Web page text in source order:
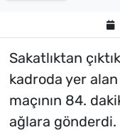
Sakatlıktan
kadroda yer
maçının 84.
ağlara gönderdi.